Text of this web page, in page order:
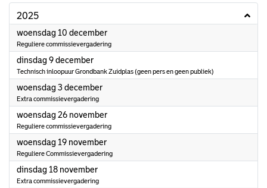
2025
woensdag 10 december2025
Reguliere commissievergadering
dinsdag 9 december2025
Technisch inloopuur Grondbank Zuidplas (geen pers en geen publiek)
woensdag 3 december2025
Extra commissievergadering
woensdag 26 november2025
Reguliere commissievergadering
woensdag 19 november2025
Reguliere Commissievergadering
dinsdag 18 november2025
Extra commissievergadering